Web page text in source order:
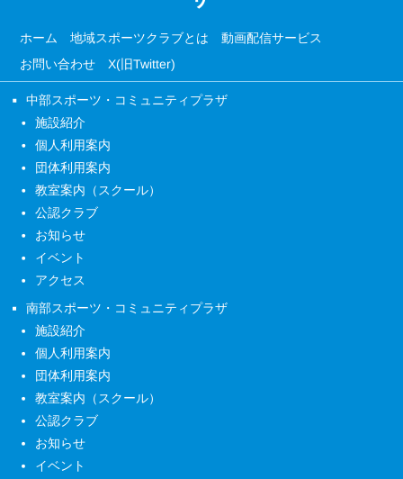
ホーム 地域スポーツクラブとは 動画配信サービス
お問い合わせ X(旧Twitter)
中部スポーツ・コミュニティプラザ
施設紹介
個人利用案内
団体利用案内
教室案内（スクール）
公認クラブ
お知らせ
イベント
アクセス
南部スポーツ・コミュニティプラザ
施設紹介
個人利用案内
団体利用案内
教室案内（スクール）
公認クラブ
お知らせ
イベント